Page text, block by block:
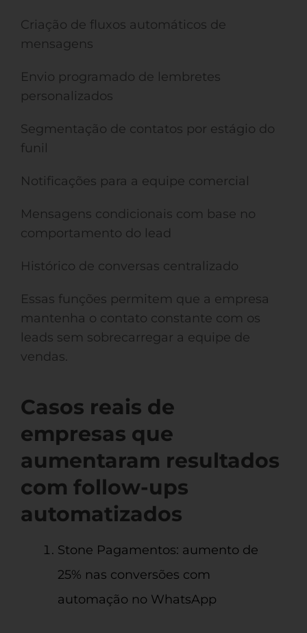
Criação de fluxos automáticos de
mensagens
Envio programado de lembretes
personalizados
Segmentação de contatos por estágio do
funil
Notificações para a equipe comercial
Mensagens condicionais com base no
comportamento do lead
Histórico de conversas centralizado
Essas funções permitem que a empresa
mantenha o contato constante com os
leads sem sobrecarregar a equipe de
vendas.
Casos reais de
empresas que
aumentaram resultados
com follow-ups
automatizados
Stone Pagamentos: aumento de
25% nas conversões com
automação no WhatsApp